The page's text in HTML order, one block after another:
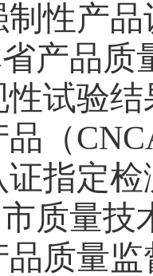
制性产
产品质
性试验
（
指定
质量技
品质量